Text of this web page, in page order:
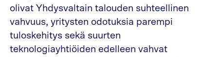
olivat Yhdysvaltain talouden suhteellinen
vahvuus, yritysten odotuksia parempi
tuloskehitys sekä suurten
teknologiayhtiöiden edelleen vahvat